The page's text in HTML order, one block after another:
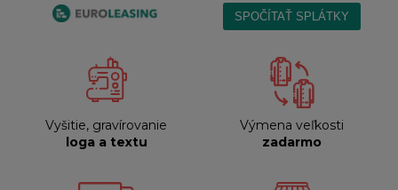
Vyšitie, gravírovanie
loga a textu
Výmena veľkosti
zadarmo